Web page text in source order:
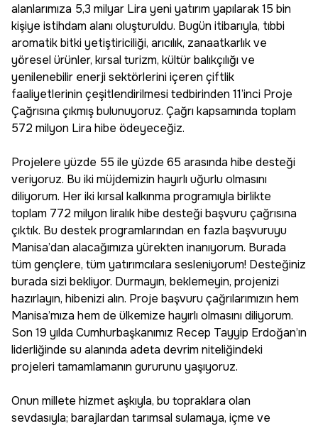
alanlarımıza 5,3 milyar Lira yeni yatırım yapılarak 15 bin
kişiye istihdam alanı oluşturuldu. Bugün itibarıyla, tıbbi
aromatik bitki yetiştiriciliği, arıcılık, zanaatkarlık ve
yöresel ürünler, kırsal turizm, kültür balıkçılığı ve
yenilenebilir enerji sektörlerini içeren çiftlik
faaliyetlerinin çeşitlendirilmesi tedbirinden 11’inci Proje
Çağrısına çıkmış bulunuyoruz. Çağrı kapsamında toplam
572 milyon Lira hibe ödeyeceğiz.
Projelere yüzde 55 ile yüzde 65 arasında hibe desteği
veriyoruz. Bu iki müjdemizin hayırlı uğurlu olmasını
diliyorum. Her iki kırsal kalkınma programıyla birlikte
toplam 772 milyon liralık hibe desteği başvuru çağrısına
çıktık. Bu destek programlarından en fazla başvuruyu
Manisa’dan alacağımıza yürekten inanıyorum. Burada
tüm gençlere, tüm yatırımcılara sesleniyorum! Desteğiniz
burada sizi bekliyor. Durmayın, beklemeyin, projenizi
hazırlayın, hibenizi alın. Proje başvuru çağrılarımızın hem
Manisa’mıza hem de ülkemize hayırlı olmasını diliyorum.
Son 19 yılda Cumhurbaşkanımız Recep Tayyip Erdoğan’ın
liderliğinde su alanında adeta devrim niteliğindeki
projeleri tamamlamanın gururunu yaşıyoruz.
Onun millete hizmet aşkıyla, bu topraklara olan
sevdasıyla; barajlardan tarımsal sulamaya, içme ve